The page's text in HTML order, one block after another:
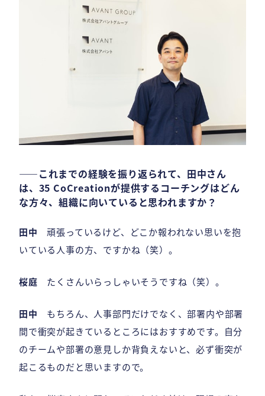
――これまでの経験を振り返られて、田中さん
は、35 CoCreationが提供するコーチングはどん
な方々、組織に向いていると思われますか？
田中 頑張っているけど、どこか報われない思いを抱
いている人事の方、ですかね（笑）。
桜庭 たくさんいらっしゃいそうですね（笑）。
田中 もちろん、人事部門だけでなく、部署内や部署
間で衝突が起きているところにはおすすめです。自分
のチームや部署の意見しか背負えないと、必ず衝突が
起こるものだと思いますので。